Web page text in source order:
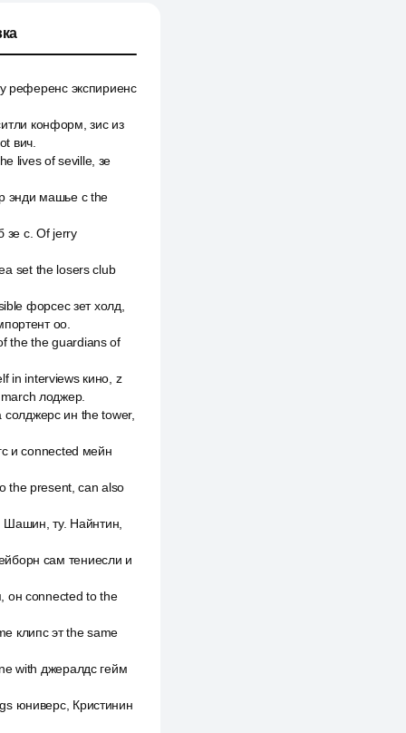
референс экспириенс
конформ, зис из
вич.
lives of seville, зе
энди машье с the
зе с. Of jerry
set the losers club
форсес зет холд,
оо.
the the guardians of
in interviews кино, z
лоджер.
ин the tower,
и connected мейн
the present, can also
Шашин, ту. Найнтин,
сам тениесли и
он connected to the
клипс эт the same
with джералдс гейм
юниверс, Кристинин